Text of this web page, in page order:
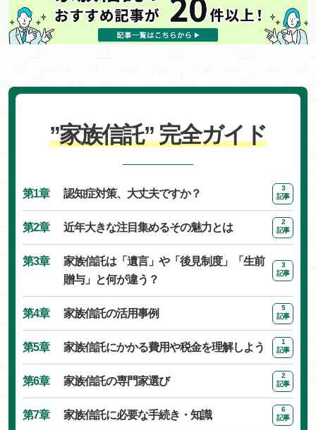
”家族信託” 完全ガイド
第1章 認知症対策、大丈夫ですか？
3
記事
第2章 近年大きな注目集めるその魅力とは
2
記事
第3章
家族信託は「遺言」や「後見制度」「生前
贈与」と何が違う？
3
記事
第4章 家族信託の活用事例
5
記事
第5章 家族信託にかかる費用や税金を理解しよう
1
記事
第6章 家族信託の専門家選び
2
記事
第7章 家族信託に必要な手続き・知識
6
記事